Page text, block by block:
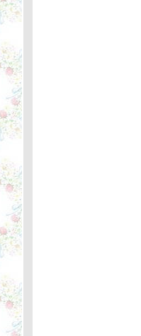
Me
อีก
"3